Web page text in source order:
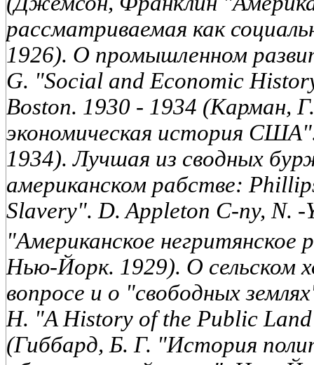
рассматриваемая как
1926). О промышленном
G. "Social and Economic
Boston. 1930 - 1934 (Карман,
экономическая история
1934). Лучшая из сводных
американском рабстве:
Slavery". D. Appleton C-ny, N.
"Американское
Нью-Йорк. 1929). О сельском
вопросе и о "свободных
H. "A History of the Public
(Гиббард, Б. Г. "История